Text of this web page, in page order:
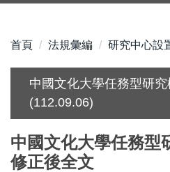
首頁 法規彙編 研究中心設
中國文化大學任務型研
(112.09.06)
中國文化大學任務型
修正後全文